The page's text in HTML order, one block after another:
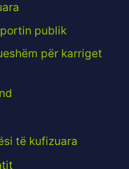
publik
për karriget
të kufizuara